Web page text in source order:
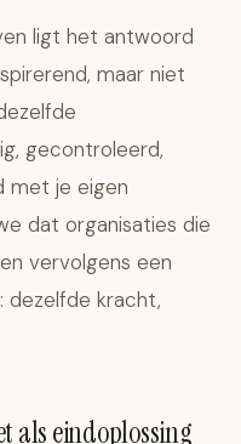
ligt het antwoord
maar niet
gecontroleerd,
met je eigen
dat organisaties die
vervolgens een
dezelfde kracht,
als eindoplossing